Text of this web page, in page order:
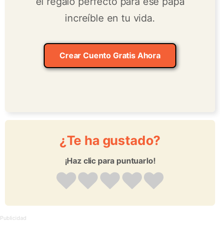
increíble en tu vida.
Crear Cuento Gratis Ahora
¿Te ha gustado?
¡Haz clic para puntuarlo!